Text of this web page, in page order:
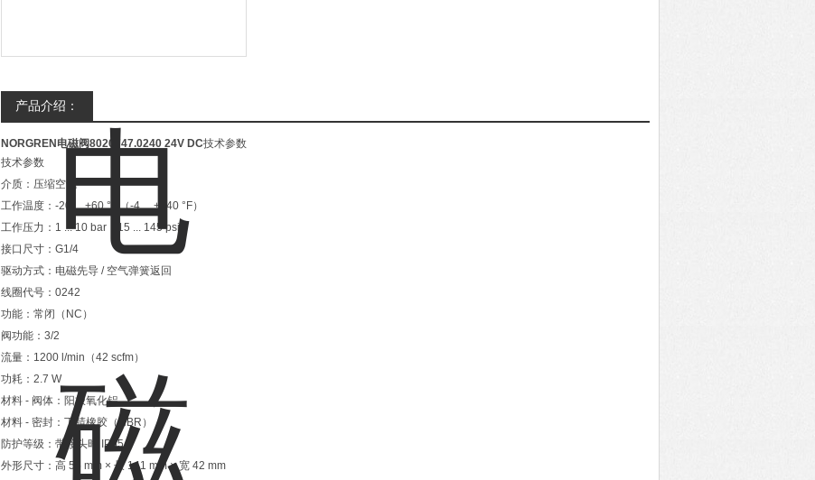
产品介绍：
NORGREN电磁阀8020747.0240 24V DC技术参数
技术参数
介质：压缩空气
工作温度：-20 ... +60 °C（-4 ... +140 °F）
工作压力：1 ... 10 bar（15 ... 145 psi）
接口尺寸：G1/4
驱动方式：电磁先导 / 空气弹簧返回
线圈代号：0242
功能：常闭（NC）
阀功能：3/2
流量：1200 l/min（42 scfm）
功耗：2.7 W
材料 - 阀体：阳极氧化铝
材料 - 密封：丁腈橡胶（NBR）
防护等级：带接头时 IP65
外形尺寸：高 55 mm × 长 141 mm × 宽 42 mm